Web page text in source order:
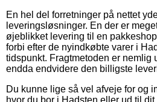
En hel del forretninger på nettet
leveringsløsninger. En der er
øjeblikket levering til en
forbi efter de nyindkøbte varer i
tidspunkt. Fragtmetoden er nemlig
endda endvidere den billigste
Du kunne lige så vel afveje for og
hvor du bor i Hadsten eller ud til